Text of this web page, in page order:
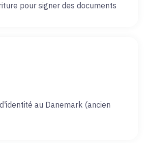
pour signer des documents
au Danemark (ancien